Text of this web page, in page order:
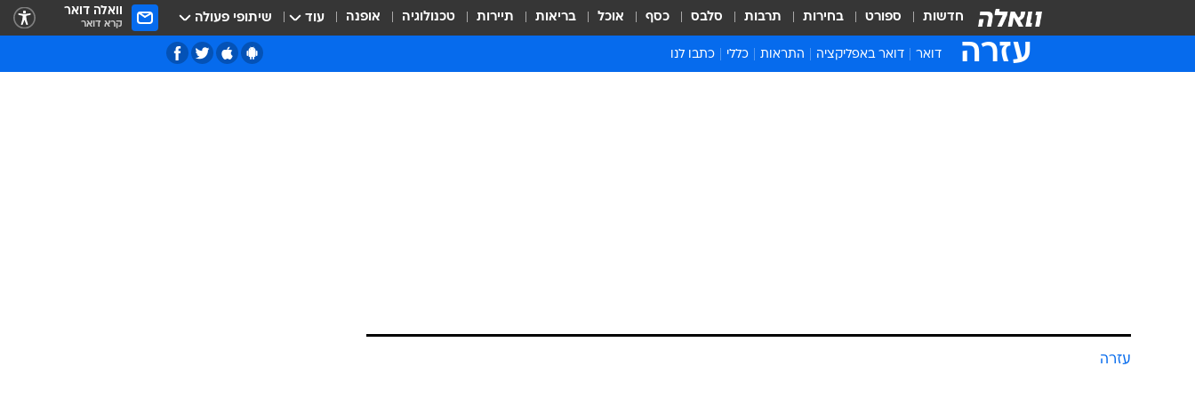
חדשות ספורט בחירות תרבות סלבס כסף אוכל בריאות תיירות טכנולוגיה אופנה עוד שיתופי פעולה וואלה דואר
קרא דואר
עזרה דואר דואר באפליקציה התראות כללי כתבו לנו
עזרה